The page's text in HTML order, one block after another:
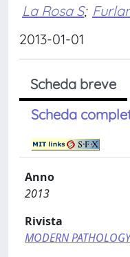
La Rosa S;
2013-01-01
Scheda breve
Scheda
Anno
2013
Rivista
MODERN PATHOLOGY